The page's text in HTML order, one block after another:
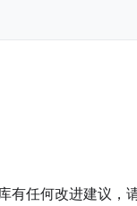
有任何改进建议，